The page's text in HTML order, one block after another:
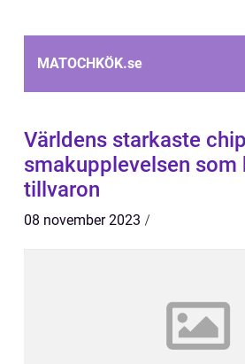
MATOCHKÖK.se
Världens starkaste
smakupplevelsen som
tillvaron
08 november 2023